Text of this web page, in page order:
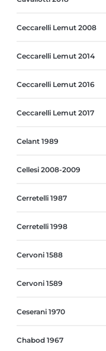
Ceccarelli Lemut 2008
Ceccarelli Lemut 2014
Ceccarelli Lemut 2016
Ceccarelli Lemut 2017
Celant 1989
Cellesi 2008-2009
Cerretelli 1987
Cerretelli 1998
Cervoni 1588
Cervoni 1589
Ceserani 1970
Chabod 1967